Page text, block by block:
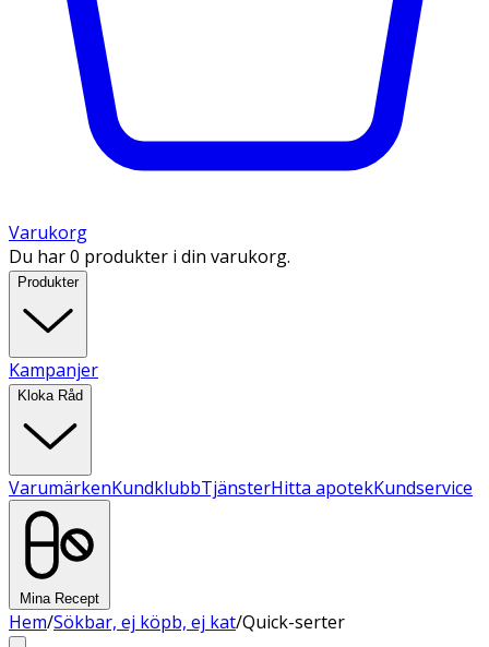
Varukorg
Du har 0 produkter i din varukorg.
Produkter
Kampanjer
Kloka Råd
VarumärkenKundklubbTjänsterHitta apotekKundservice
Mina Recept
Hem/Sökbar, ej köpb, ej kat/Quick-serter